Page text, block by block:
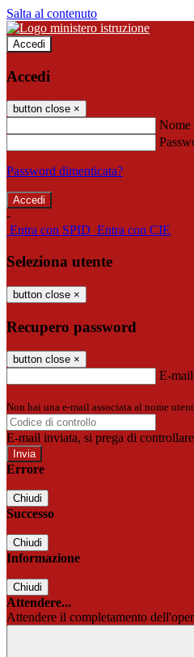
Salta al contenuto
Accedi
Accedi
button close ×
Nome
Password dimenticata?
-
Entra con SPID Entra con CIE
Seleziona utente
button close ×
Recupero password
button close ×
E-mail
Non hai una e-mail associata al nome
E-mail inviata, si prega di
Errore
Chiudi
Successo
Chiudi
Informazione
Chiudi
Attendere...
Attendere il completamento